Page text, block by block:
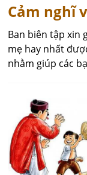
Cảm nghĩ
Ban biên tập xin
mẹ hay nhất
nhằm giúp các